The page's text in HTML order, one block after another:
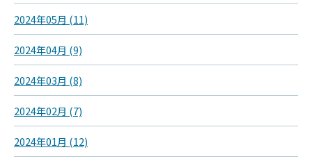
2024年05月 (11)
2024年04月 (9)
2024年03月 (8)
2024年02月 (7)
2024年01月 (12)